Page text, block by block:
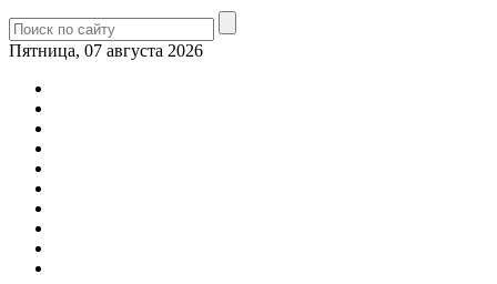
Пятница, 07 августа 2026